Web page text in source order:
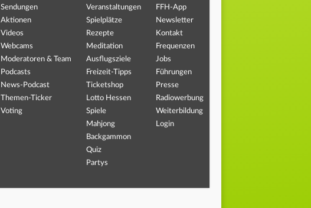
Sendungen
Aktionen
Videos
Webcams
Moderatoren & Team
Podcasts
News-Podcast
Themen-Ticker
Voting
Veranstaltungen
Spielplätze
Rezepte
Meditation
Ausflugsziele
Freizeit-Tipps
Ticketshop
Lotto Hessen
Spiele
Mahjong
Backgammon
Quiz
Partys
FFH-App
Newsletter
Kontakt
Frequenzen
Jobs
Führungen
Presse
Radiowerbung
Weiterbildung
Login